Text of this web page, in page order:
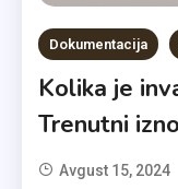
Dokumentacija
Kolika je
Trenutni
Avgust 15, 2024